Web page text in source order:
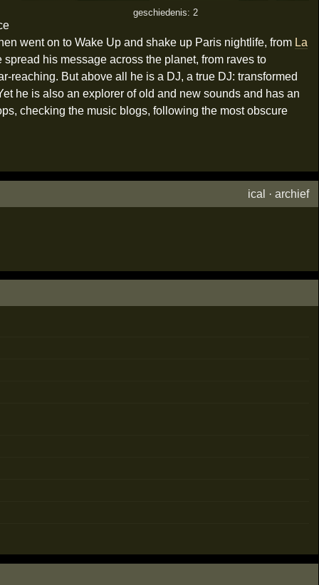
geschiedenis: 2
went on to Wake Up and shake up Paris nightlife, from La
his message across the planet, from raves to
reaching. But above all he is a DJ, a true DJ: transformed
he is also an explorer of old and new sounds and has an
checking the music blogs, following the most obscure
ical ·archief